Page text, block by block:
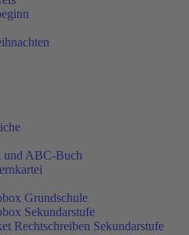
ABC-Buch
Grundschule
Sekundarstufe
Rechtschreiben Sekundarstufe